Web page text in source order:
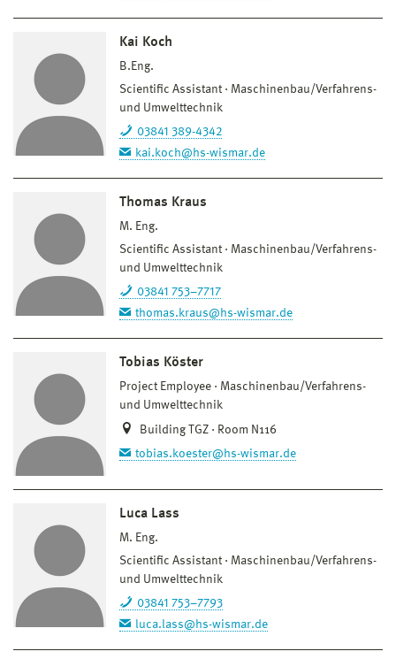
Kai Koch
B.Eng.
Scientific Assistant
Maschinenbau/Verfahrens-
und Umwelttechnik
03841 389-4342
kai.koch@hs-wismar.de
Thomas Kraus
M. Eng.
Scientific Assistant
Maschinenbau/Verfahrens-
und Umwelttechnik
03841 753–7717
thomas.kraus@hs-wismar.de
Tobias Köster
Project Employee
Maschinenbau/Verfahrens-
und Umwelttechnik
Building TGZ · Room N116
tobias.koester@hs-wismar.de
Luca Lass
M. Eng.
Scientific Assistant
Maschinenbau/Verfahrens-
und Umwelttechnik
03841 753–7793
luca.lass@hs-wismar.de